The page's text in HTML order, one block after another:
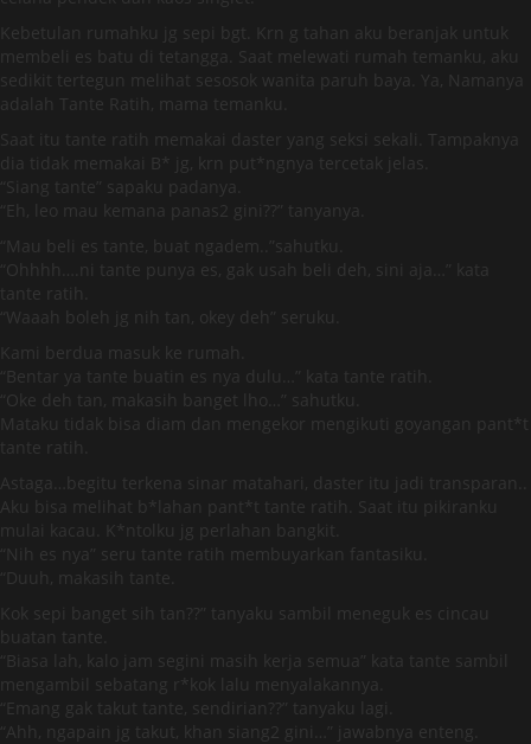
Kebetulan rumahku jg sepi bgt. Krn g tahan aku beranjak untuk
membeli es batu di tetangga. Saat melewati rumah temanku, aku
sedikit tertegun melihat sesosok wanita paruh baya. Ya, Namanya
adalah Tante Ratih, mama temanku.
Saat itu tante ratih memakai daster yang seksi sekali. Tampaknya
dia tidak memakai B* jg, krn put*ngnya tercetak jelas.
“Siang tante” sapaku padanya.
“Eh, leo mau kemana panas2 gini??” tanyanya.
“Mau beli es tante, buat ngadem..”sahutku.
“Ohhhh….ni tante punya es, gak usah beli deh, sini aja…” kata
tante ratih.
“Waaah boleh jg nih tan, okey deh” seruku.
Kami berdua masuk ke rumah.
“Bentar ya tante buatin es nya dulu…” kata tante ratih.
“Oke deh tan, makasih banget lho…” sahutku.
Mataku tidak bisa diam dan mengekor mengikuti goyangan pant*t
tante ratih.
Astaga…begitu terkena sinar matahari, daster itu jadi transparan..
Aku bisa melihat b*lahan pant*t tante ratih. Saat itu pikiranku
mulai kacau. K*ntolku jg perlahan bangkit.
“Nih es nya” seru tante ratih membuyarkan fantasiku.
“Duuh, makasih tante.
Kok sepi banget sih tan??” tanyaku sambil meneguk es cincau
buatan tante.
“Biasa lah, kalo jam segini masih kerja semua” kata tante sambil
mengambil sebatang r*kok lalu menyalakannya.
“Emang gak takut tante, sendirian??” tanyaku lagi.
“Ahh, ngapain jg takut, khan siang2 gini…” jawabnya enteng.